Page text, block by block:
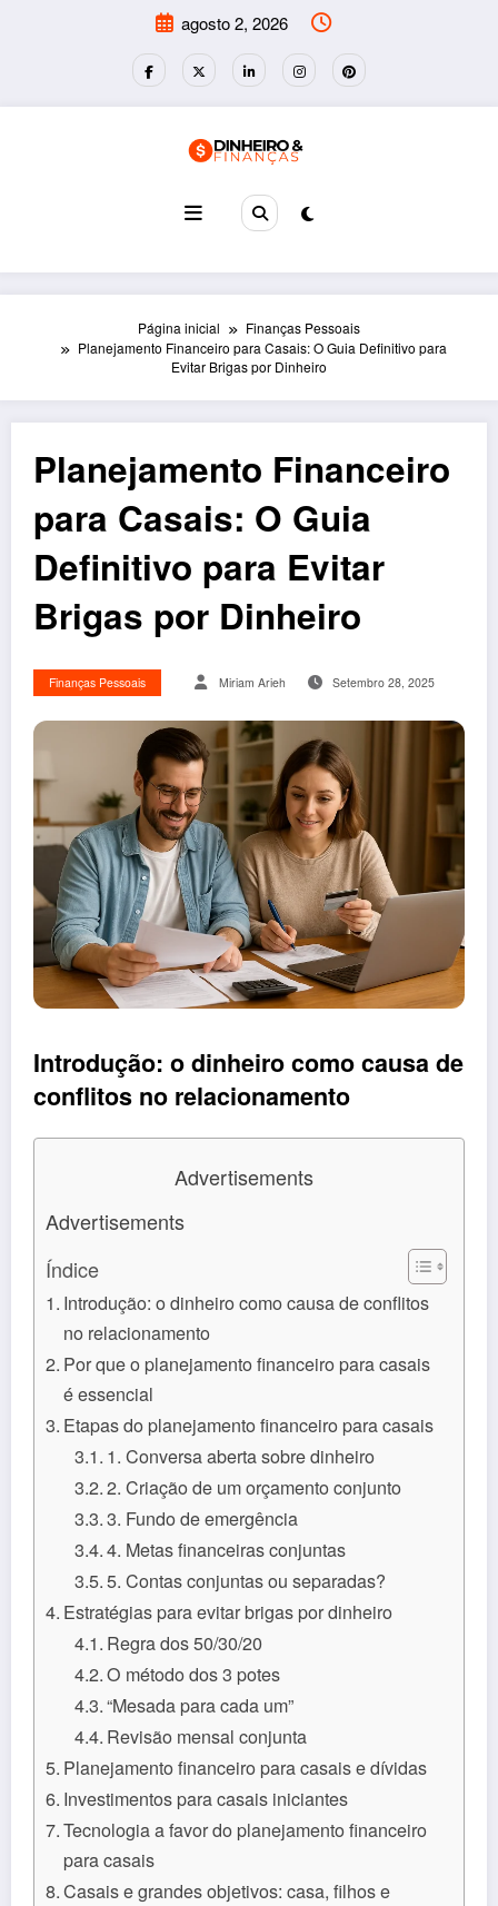
agosto 2, 2026
Página inicial
Finanças Pessoais
Planejamento Financeiro para Casais: O Guia Definitivo para
Evitar Brigas por Dinheiro
Planejamento Financeiro
para Casais: O Guia
Definitivo para Evitar
Brigas por Dinheiro
Finanças Pessoais Miriam Arieh Setembro 28, 2025
Introdução: o dinheiro como causa de
conflitos no relacionamento
Advertisements
Advertisements
Índice
Introdução: o dinheiro como causa de conflitos
no relacionamento
Por que o planejamento financeiro para casais
é essencial
Etapas do planejamento financeiro para casais
1. Conversa aberta sobre dinheiro
2. Criação de um orçamento conjunto
3. Fundo de emergência
4. Metas financeiras conjuntas
5. Contas conjuntas ou separadas?
Estratégias para evitar brigas por dinheiro
Regra dos 50/30/20
O método dos 3 potes
“Mesada para cada um”
Revisão mensal conjunta
Planejamento financeiro para casais e dívidas
Investimentos para casais iniciantes
Tecnologia a favor do planejamento financeiro
para casais
Casais e grandes objetivos: casa, filhos e